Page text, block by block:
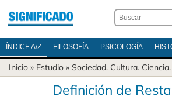
ÍNDICE A/Z FILOSOFÍA PSICOLOGÍA
Inicio » Estudio » Sociedad. Cultura. Ciencia.
Definición de